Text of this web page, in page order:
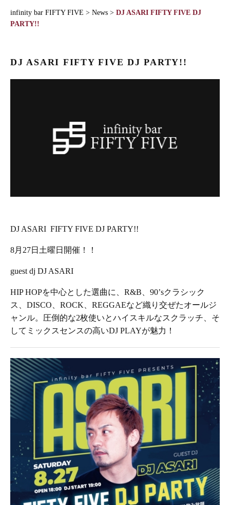
infinity bar FIFTY FIVE > News > DJ ASARI FIFTY FIVE DJ
PARTY!!
DJ ASARI FIFTY FIVE DJ PARTY!!
DJ ASARI FIFTY FIVE DJ PARTY!!
8月27日土曜日開催！！
guest dj DJ ASARI
HIP HOPを中心とした選曲に、R&B、90’sクラシック
ス、DISCO、ROCK、REGGAEなど織り交ぜたオールジ
ャンル。圧倒的な2枚使いとハイスキルなスクラッチ、そ
してミックスセンスの高いDJ PLAYが魅力！